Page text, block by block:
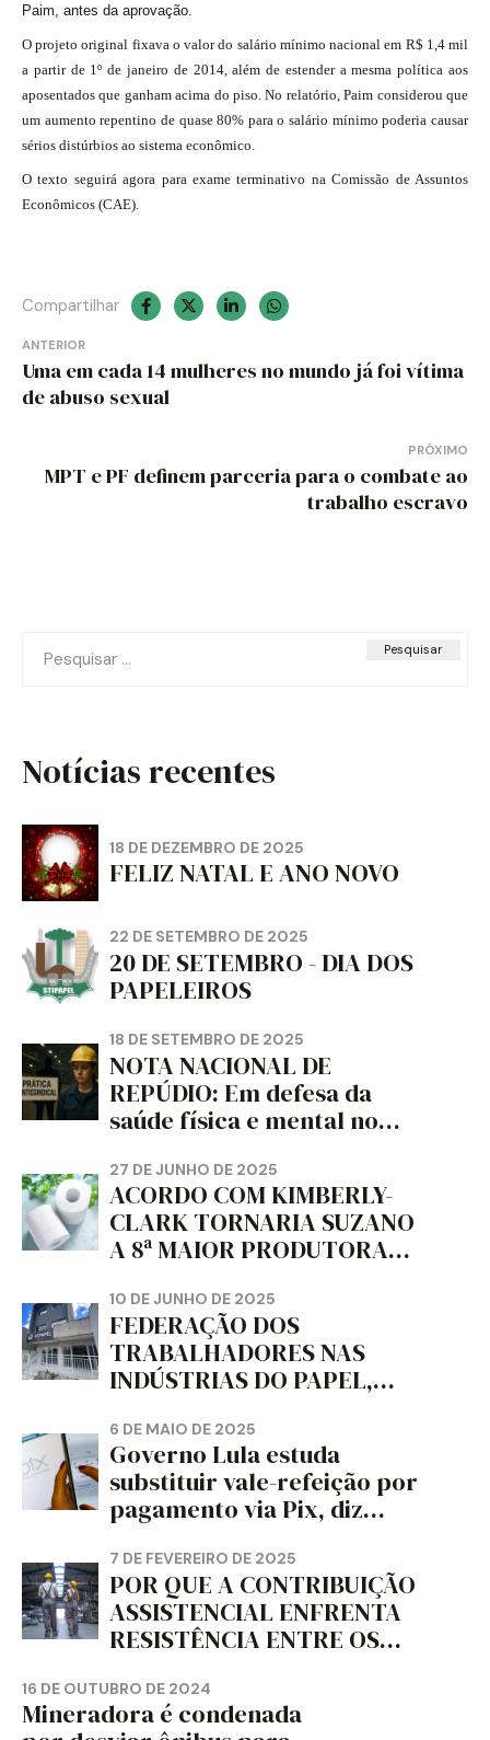
Paim, antes da aprovação.
O projeto original fixava o valor do salário mínimo nacional em R$ 1,4 mil
a partir de 1º de janeiro de 2014, além de estender a mesma política aos
aposentados que ganham acima do piso. No relatório, Paim considerou que
um aumento repentino de quase 80% para o salário mínimo poderia causar
sérios distúrbios ao sistema econômico.
O texto seguirá agora para exame terminativo na Comissão de Assuntos
Econômicos (CAE).
Compartilhar
Navegação
de
ANTERIOR
Uma em cada 14 mulheres no mundo já foi vítima
de abuso sexual
PRÓXIMO
MPT e PF definem parceria para o combate ao
trabalho escravo
por:
Notícias recentes
18 DE DEZEMBRO DE 2025
FELIZ NATAL E ANO NOVO
22 DE SETEMBRO DE 2025
20 DE SETEMBRO - DIA DOS
PAPELEIROS
18 DE SETEMBRO DE 2025
NOTA NACIONAL DE
REPÚDIO: Em defesa da
saúde física e mental no
da dignidade sindical.
27 DE JUNHO DE 2025
ACORDO COM KIMBERLY-
CLARK TORNARIA SUZANO
A 8ª MAIOR PRODUTORA
MUNDO, DIZ FITCH
10 DE JUNHO DE 2025
FEDERAÇÃO DOS
TRABALHADORES NAS
INDÚSTRIAS DO PAPEL,
CORTIÇA E ARTEFATOS DE
PAPEL DO ESTADO DO
PARANÁ – FETRAPEL-PR
6 DE MAIO DE 2025
Governo Lula estuda
substituir vale-refeição por
pagamento via Pix, diz
7 DE FEVEREIRO DE 2025
POR QUE A CONTRIBUIÇÃO
ASSISTENCIAL ENFRENTA
RESISTÊNCIA ENTRE OS
16 DE OUTUBRO DE 2024
Mineradora é condenada